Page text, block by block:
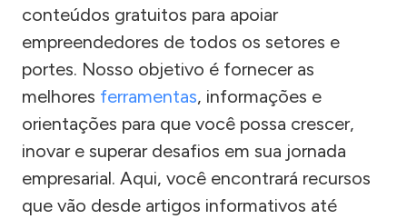
conteúdos gratuitos para apoiar
empreendedores de todos os setores e
portes. Nosso objetivo é fornecer as
melhores ferramentas, informações e
orientações para que você possa crescer,
inovar e superar desafios em sua jornada
empresarial. Aqui, você encontrará recursos
que vão desde artigos informativos até